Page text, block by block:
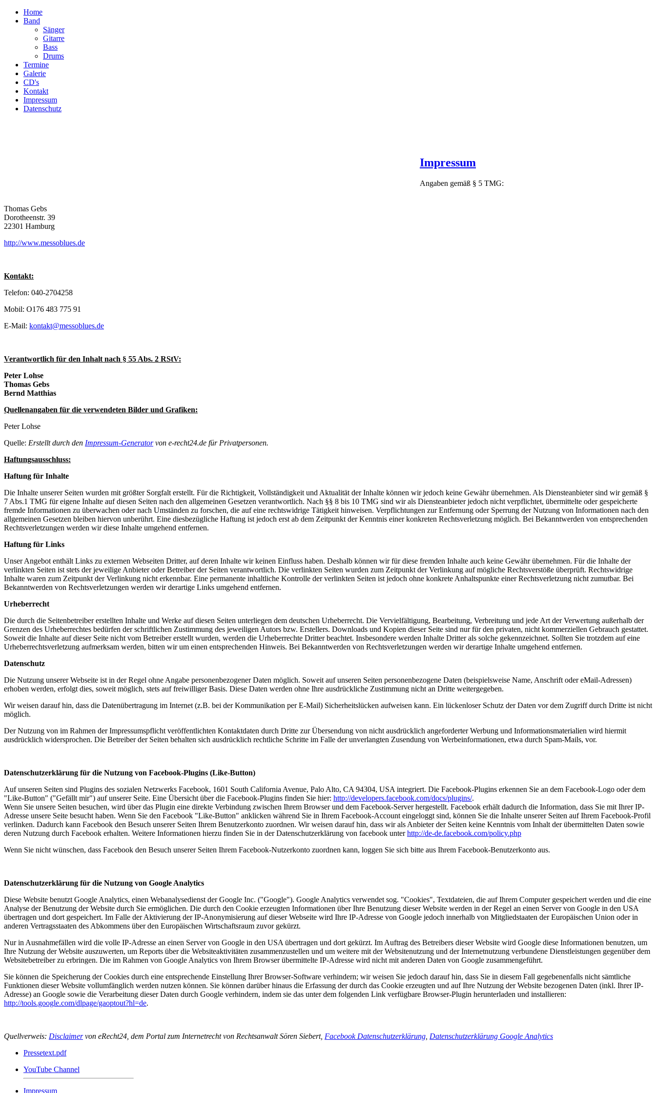
Home
Band
Sänger
Gitarre
Bass
Drums
Termine
Galerie
CD's
Kontakt
Impressum
Datenschutz
Impressum
Angaben gemäß § 5 TMG:
Thomas Gebs
Dorotheenstr. 39
22301 Hamburg
http://www.messoblues.de
Kontakt:
Telefon: 040-2704258
Mobil: O176 483 775 91
E-Mail: kontakt@messoblues.de
Verantwortlich für den Inhalt nach § 55 Abs. 2 RStV:
Peter Lohse
Thomas Gebs
Bernd Matthias
Quellenangaben für die verwendeten Bilder und Grafiken:
Peter Lohse
Quelle: Erstellt durch den Impressum-Generatorvon e-recht24.de für Privatpersonen.
Haftungsausschluss:
Haftung für Inhalte
Die Inhalte unserer Seiten wurden mit größter Sorgfalt erstellt. Für die Richtigkeit, Vollständigkeit und Aktualität der Inhalte können wir jedoch keine Gewähr übernehmen. Als Diensteanbieter sind wir gemäß §
7 Abs.1 TMG für eigene Inhalte auf diesen Seiten nach den allgemeinen Gesetzen verantwortlich. Nach §§ 8 bis 10 TMG sind wir als Diensteanbieter jedoch nicht verpflichtet, übermittelte oder gespeicherte
fremde Informationen zu überwachen oder nach Umständen zu forschen, die auf eine rechtswidrige Tätigkeit hinweisen. Verpflichtungen zur Entfernung oder Sperrung der Nutzung von Informationen nach den
allgemeinen Gesetzen bleiben hiervon unberührt. Eine diesbezügliche Haftung ist jedoch erst ab dem Zeitpunkt der Kenntnis einer konkreten Rechtsverletzung möglich. Bei Bekanntwerden von entsprechenden
Rechtsverletzungen werden wir diese Inhalte umgehend entfernen.
Haftung für Links
Unser Angebot enthält Links zu externen Webseiten Dritter, auf deren Inhalte wir keinen Einfluss haben. Deshalb können wir für diese fremden Inhalte auch keine Gewähr übernehmen. Für die Inhalte der
verlinkten Seiten ist stets der jeweilige Anbieter oder Betreiber der Seiten verantwortlich. Die verlinkten Seiten wurden zum Zeitpunkt der Verlinkung auf mögliche Rechtsverstöße überprüft. Rechtswidrige
Inhalte waren zum Zeitpunkt der Verlinkung nicht erkennbar. Eine permanente inhaltliche Kontrolle der verlinkten Seiten ist jedoch ohne konkrete Anhaltspunkte einer Rechtsverletzung nicht zumutbar. Bei
Bekanntwerden von Rechtsverletzungen werden wir derartige Links umgehend entfernen.
Urheberrecht
Die durch die Seitenbetreiber erstellten Inhalte und Werke auf diesen Seiten unterliegen dem deutschen Urheberrecht. Die Vervielfältigung, Bearbeitung, Verbreitung und jede Art der Verwertung außerhalb der
Grenzen des Urheberrechtes bedürfen der schriftlichen Zustimmung des jeweiligen Autors bzw. Erstellers. Downloads und Kopien dieser Seite sind nur für den privaten, nicht kommerziellen Gebrauch gestattet.
Soweit die Inhalte auf dieser Seite nicht vom Betreiber erstellt wurden, werden die Urheberrechte Dritter beachtet. Insbesondere werden Inhalte Dritter als solche gekennzeichnet. Sollten Sie trotzdem auf eine
Urheberrechtsverletzung aufmerksam werden, bitten wir um einen entsprechenden Hinweis. Bei Bekanntwerden von Rechtsverletzungen werden wir derartige Inhalte umgehend entfernen.
Datenschutz
Die Nutzung unserer Webseite ist in der Regel ohne Angabe personenbezogener Daten möglich. Soweit auf unseren Seiten personenbezogene Daten (beispielsweise Name, Anschrift oder eMail-Adressen)
erhoben werden, erfolgt dies, soweit möglich, stets auf freiwilliger Basis. Diese Daten werden ohne Ihre ausdrückliche Zustimmung nicht an Dritte weitergegeben.
Wir weisen darauf hin, dass die Datenübertragung im Internet (z.B. bei der Kommunikation per E-Mail) Sicherheitslücken aufweisen kann. Ein lückenloser Schutz der Daten vor dem Zugriff durch Dritte ist nicht
möglich.
Der Nutzung von im Rahmen der Impressumspflicht veröffentlichten Kontaktdaten durch Dritte zur Übersendung von nicht ausdrücklich angeforderter Werbung und Informationsmaterialien wird hiermit
ausdrücklich widersprochen. Die Betreiber der Seiten behalten sich ausdrücklich rechtliche Schritte im Falle der unverlangten Zusendung von Werbeinformationen, etwa durch Spam-Mails, vor.
Datenschutzerklärung für die Nutzung von Facebook-Plugins (Like-Button)
Auf unseren Seiten sind Plugins des sozialen Netzwerks Facebook, 1601 South California Avenue, Palo Alto, CA 94304, USA integriert. Die Facebook-Plugins erkennen Sie an dem Facebook-Logo oder dem
"Like-Button" ("Gefällt mir") auf unserer Seite. Eine Übersicht über die Facebook-Plugins finden Sie hier: http://developers.facebook.com/docs/plugins/.
Wenn Sie unsere Seiten besuchen, wird über das Plugin eine direkte Verbindung zwischen Ihrem Browser und dem Facebook-Server hergestellt. Facebook erhält dadurch die Information, dass Sie mit Ihrer IP-
Adresse unsere Seite besucht haben. Wenn Sie den Facebook "Like-Button" anklicken während Sie in Ihrem Facebook-Account eingeloggt sind, können Sie die Inhalte unserer Seiten auf Ihrem Facebook-Profil
verlinken. Dadurch kann Facebook den Besuch unserer Seiten Ihrem Benutzerkonto zuordnen. Wir weisen darauf hin, dass wir als Anbieter der Seiten keine Kenntnis vom Inhalt der übermittelten Daten sowie
deren Nutzung durch Facebook erhalten. Weitere Informationen hierzu finden Sie in der Datenschutzerklärung von facebook unterhttp://de-de.facebook.com/policy.php
Wenn Sie nicht wünschen, dass Facebook den Besuch unserer Seiten Ihrem Facebook-Nutzerkonto zuordnen kann, loggen Sie sich bitte aus Ihrem Facebook-Benutzerkonto aus.
Datenschutzerklärung für die Nutzung von Google Analytics
Diese Website benutzt Google Analytics, einen Webanalysedienst der Google Inc. ("Google"). Google Analytics verwendet sog. "Cookies", Textdateien, die auf Ihrem Computer gespeichert werden und die eine
Analyse der Benutzung der Website durch Sie ermöglichen. Die durch den Cookie erzeugten Informationen über Ihre Benutzung dieser Website werden in der Regel an einen Server von Google in den USA
übertragen und dort gespeichert. Im Falle der Aktivierung der IP-Anonymisierung auf dieser Webseite wird Ihre IP-Adresse von Google jedoch innerhalb von Mitgliedstaaten der Europäischen Union oder in
anderen Vertragsstaaten des Abkommens über den Europäischen Wirtschaftsraum zuvor gekürzt.
Nur in Ausnahmefällen wird die volle IP-Adresse an einen Server von Google in den USA übertragen und dort gekürzt. Im Auftrag des Betreibers dieser Website wird Google diese Informationen benutzen, um
Ihre Nutzung der Website auszuwerten, um Reports über die Websiteaktivitäten zusammenzustellen und um weitere mit der Websitenutzung und der Internetnutzung verbundene Dienstleistungen gegenüber dem
Websitebetreiber zu erbringen. Die im Rahmen von Google Analytics von Ihrem Browser übermittelte IP-Adresse wird nicht mit anderen Daten von Google zusammengeführt.
Sie können die Speicherung der Cookies durch eine entsprechende Einstellung Ihrer Browser-Software verhindern; wir weisen Sie jedoch darauf hin, dass Sie in diesem Fall gegebenenfalls nicht sämtliche
Funktionen dieser Website vollumfänglich werden nutzen können. Sie können darüber hinaus die Erfassung der durch das Cookie erzeugten und auf Ihre Nutzung der Website bezogenen Daten (inkl. Ihrer IP-
Adresse) an Google sowie die Verarbeitung dieser Daten durch Google verhindern, indem sie das unter dem folgenden Link verfügbare Browser-Plugin herunterladen und installieren:
http://tools.google.com/dlpage/gaoptout?hl=de.
Quellverweis: Disclaimervon eRecht24, dem Portal zum Internetrecht von Rechtsanwalt Sören Siebert, Facebook Datenschutzerklärung Datenschutzerklärung Google Analytics
Pressetext.pdf
YouTube Channel
Impressum